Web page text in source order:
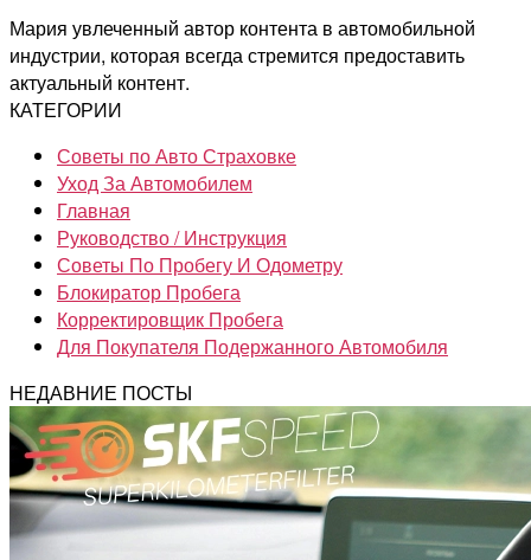
Мария увлеченный автор контента в автомобильной
индустрии, которая всегда стремится предоставить
актуальный контент.
КАТЕГОРИИ
Советы по Авто Страховке
Уход За Автомобилем
Главная
Руководство / Инструкция
Советы По Пробегу И Одометру
Блокиратор Пробега
Корректировщик Пробега
Для Покупателя Подержанного Автомобиля
НЕДАВНИЕ ПОСТЫ